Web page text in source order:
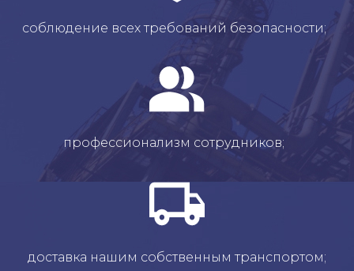
соблюдение всех требований безопасности;
профессионализм сотрудников;
доставка нашим собственным транспортом;